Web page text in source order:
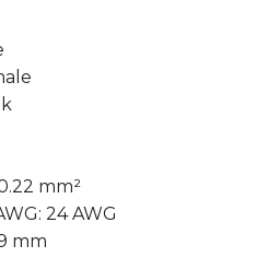
mm²
24 AWG
mm